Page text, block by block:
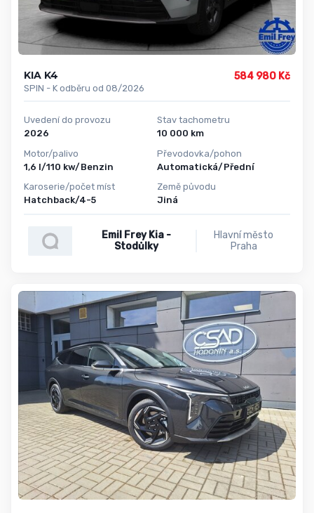
KIA K4
SPIN - K odběru od 08/2026
584 980 Kč
Uvedení do provozu
2026
Motor/palivo
1,6 l/110 kw/Benzin
Karoserie/počet míst
Hatchback/4-5
Stav tachometru
10 000 km
Převodovka/pohon
Automatická/Přední
Země původu
Jiná
Emil Frey Kia -
Stodůlky
Hlavní město
Praha